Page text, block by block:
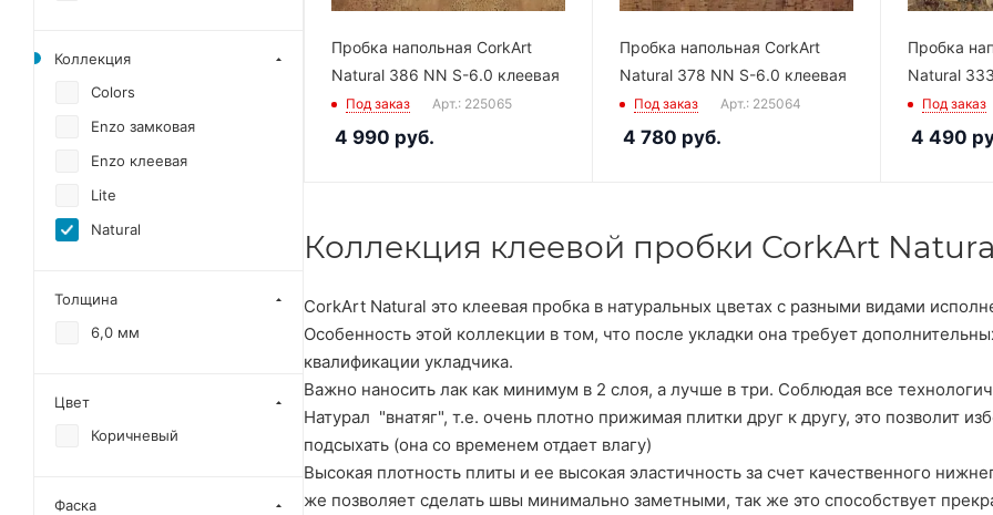
Пробка напольная CorkArt
Natural 386 NN S-6.0 клеевая
Под заказ Арт.: 225065
4 990 руб.
Пробка напольная CorkArt
Natural 378 NN S-6.0 клеевая
Под заказ Арт.: 225064
4 780 руб.
Пробка
Natural
Под заказ
4 490
Коллекция клеевой пробки CorkArt
CorkArt Natural это клеевая пробка в натуральных цветах с разными видами
Особенность этой коллекции в том, что после укладки она требует
квалификации укладчика.
Важно наносить лак как минимум в 2 слоя, а лучше в три. Соблюдая все
Натурал "внатяг", т.е. очень плотно прижимая плитки друг к другу, это позволит
подсыхать (она со временем отдает влагу)
Высокая плотность плиты и ее высокая эластичность за счет качественного
же позволяет сделать швы минимально заметными, так же это способствует
Коллекция
Colors
Enzo замковая
Enzo клеевая
Lite
Natural
Толщина
6,0 мм
Цвет
Коричневый
Фаска